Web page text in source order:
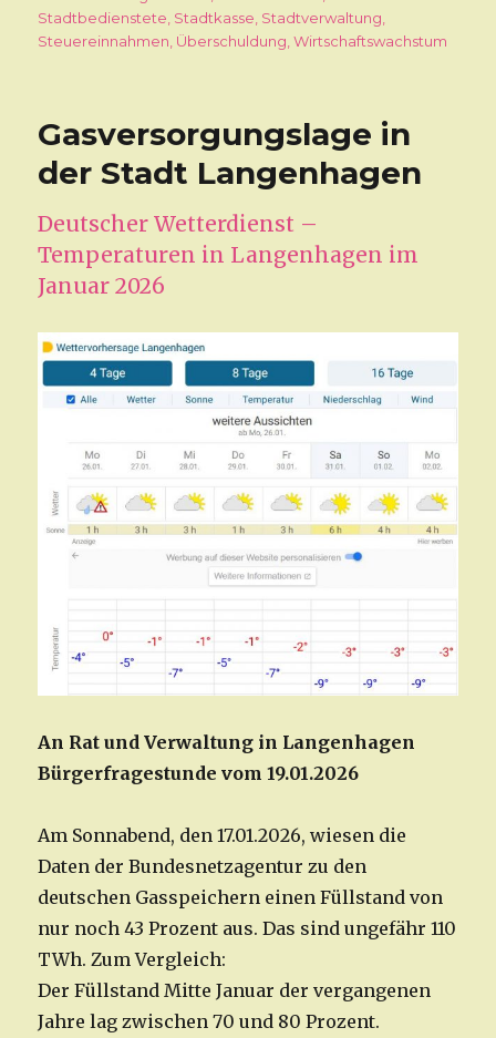
Stadtbedienstete, Stadtkasse, Stadtverwaltung,
Steuereinnahmen, Überschuldung,Wirtschaftswachstum
Gasversorgungslage in
der Stadt Langenhagen
Deutscher Wetterdienst –
Temperaturen in Langenhagen im
Januar 2026
An Rat und Verwaltung in Langenhagen
Bürgerfragestunde vom 19.01.2026
Am Sonnabend, den 17.01.2026, wiesen die
Daten der Bundesnetzagentur zu den
deutschen Gasspeichern einen Füllstand von
nur noch 43 Prozent aus. Das sind ungefähr 110
TWh. Zum Vergleich:
Der Füllstand Mitte Januar der vergangenen
Jahre lag zwischen 70 und 80 Prozent.